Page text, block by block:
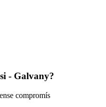
- Galvany?
compromís